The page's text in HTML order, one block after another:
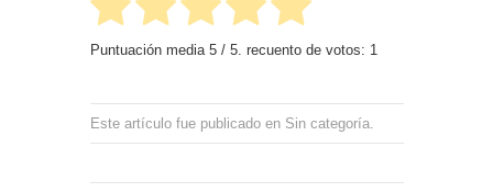
Puntuación media 5/ 5. recuento de votos: 1
Este artículo fue publicado en Sin categoría.